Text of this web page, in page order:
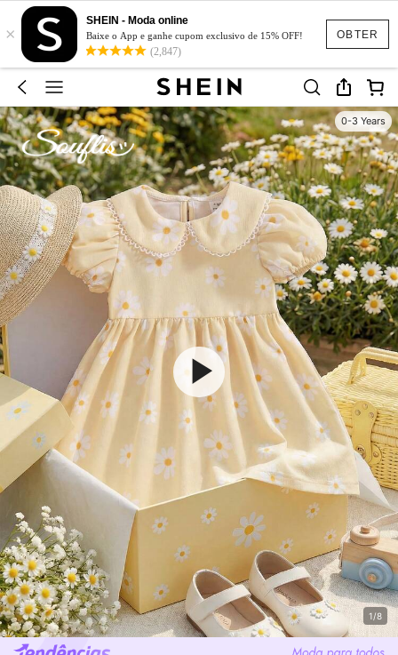
OBTER
×
SHEIN - Moda online
Baixe o App e ganhe cupom exclusivo de 15% OFF!
(2,847)
0-3 Years
1/8